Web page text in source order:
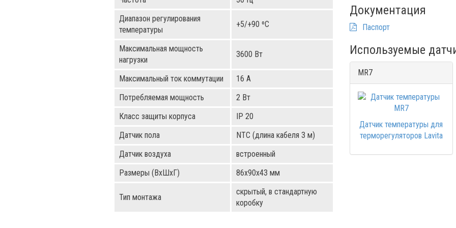
Диапазон регулирования
температуры
+5/+90 ºС
Максимальная мощность
нагрузки
3600 Вт
Максимальный ток коммутации
16 А
Потребляемая мощность
2 Вт
Класс защиты корпуса
IP 20
Датчик пола
NTC (длина кабеля 3 м)
Датчик воздуха
встроенный
Размеры (ВхШхГ)
86х90х43 мм
Тип монтажа
скрытый, в стандартную
коробку
Документация
Паспорт
Используемые
MR7
Датчик температуры для
терморегуляторов Lavita